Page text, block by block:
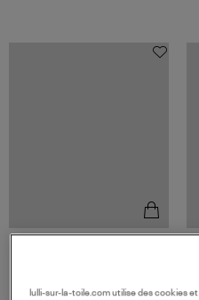
lulli-sur-la-toile.com utilise des cookies